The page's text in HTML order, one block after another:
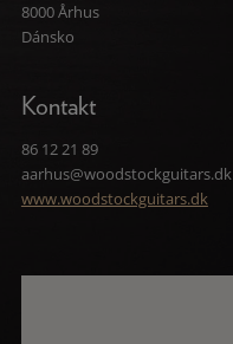
8000 Århus
Dánsko
Kontakt
86 12 21 89
aarhus@woodstockguitars.dk
www.woodstockguitars.dk